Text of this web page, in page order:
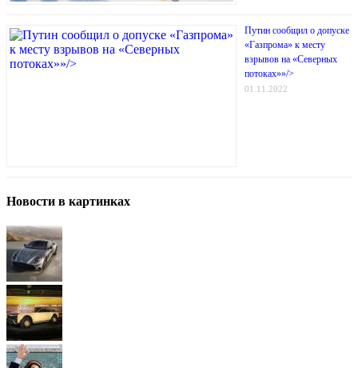
Путин сообщил о допуске
«Газпрома» к месту
взрывов на «Северных
потоках»»/>
01.11.2022
Новости в картинках